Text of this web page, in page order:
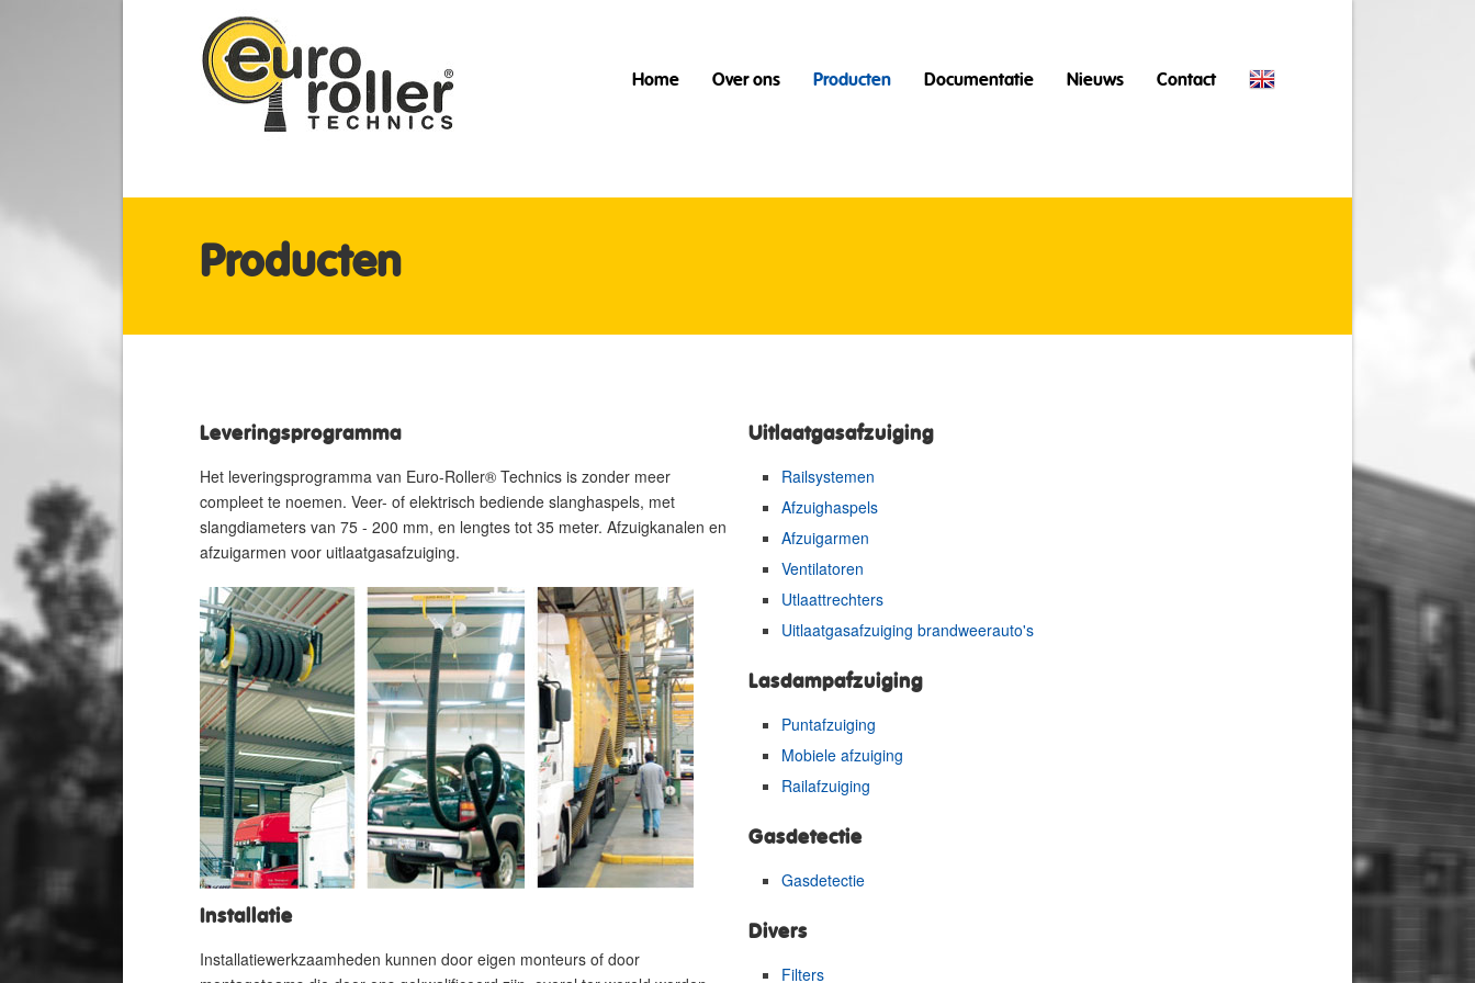
Home Over ons Producten Documentatie Nieuws Contact
Producten
Leveringsprogramma
Het leveringsprogramma van Euro-Roller® Technics is zonder meer
compleet te noemen. Veer- of elektrisch bediende slanghaspels, met
slangdiameters van 75 - 200 mm, en lengtes tot 35 meter. Afzuigkanalen en
afzuigarmen voor uitlaatgasafzuiging.
Installatie
Installatiewerkzaamheden kunnen door eigen monteurs of door
Uitlaatgasafzuiging
Railsystemen
Afzuighaspels
Afzuigarmen
Ventilatoren
Utlaattrechters
Uitlaatgasafzuiging brandweerauto's
Lasdampafzuiging
Puntafzuiging
Mobiele afzuiging
Railafzuiging
Gasdetectie
Gasdetectie
Divers
Filters